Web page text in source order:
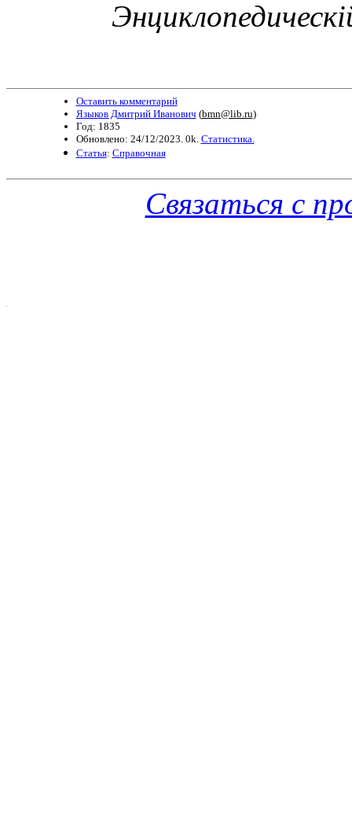
Оставить комментарий
Языков Дмитрий Иванович (bmn@lib.ru)
Год: 1835
Обновлено: 24/12/2023. 0k. Статистика.
Статья: Справочная
Связаться с